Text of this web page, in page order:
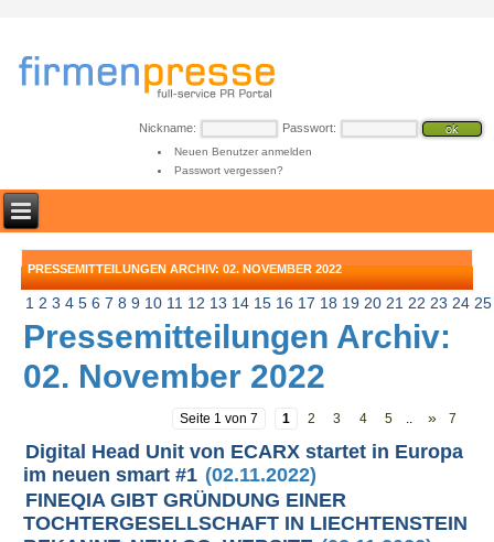
Nickname: Passwort:
Neuen Benutzer anmelden
Passwort vergessen?
PRESSEMITTEILUNGEN ARCHIV: 02. NOVEMBER 2022
1 2 3 4 5 6 7 8 9 10 11 12 13 14 15 16 17 18 19 20 21 22 23 24 25
Pressemitteilungen Archiv:
02. November 2022
Seite 1 von 7 1 2 3 4 5 » 7
Digital Head Unit von ECARX startet in Europa
im neuen smart #1 (02.11.2022)
FINEQIA GIBT GRÜNDUNG EINER
TOCHTERGESELLSCHAFT IN LIECHTENSTEIN